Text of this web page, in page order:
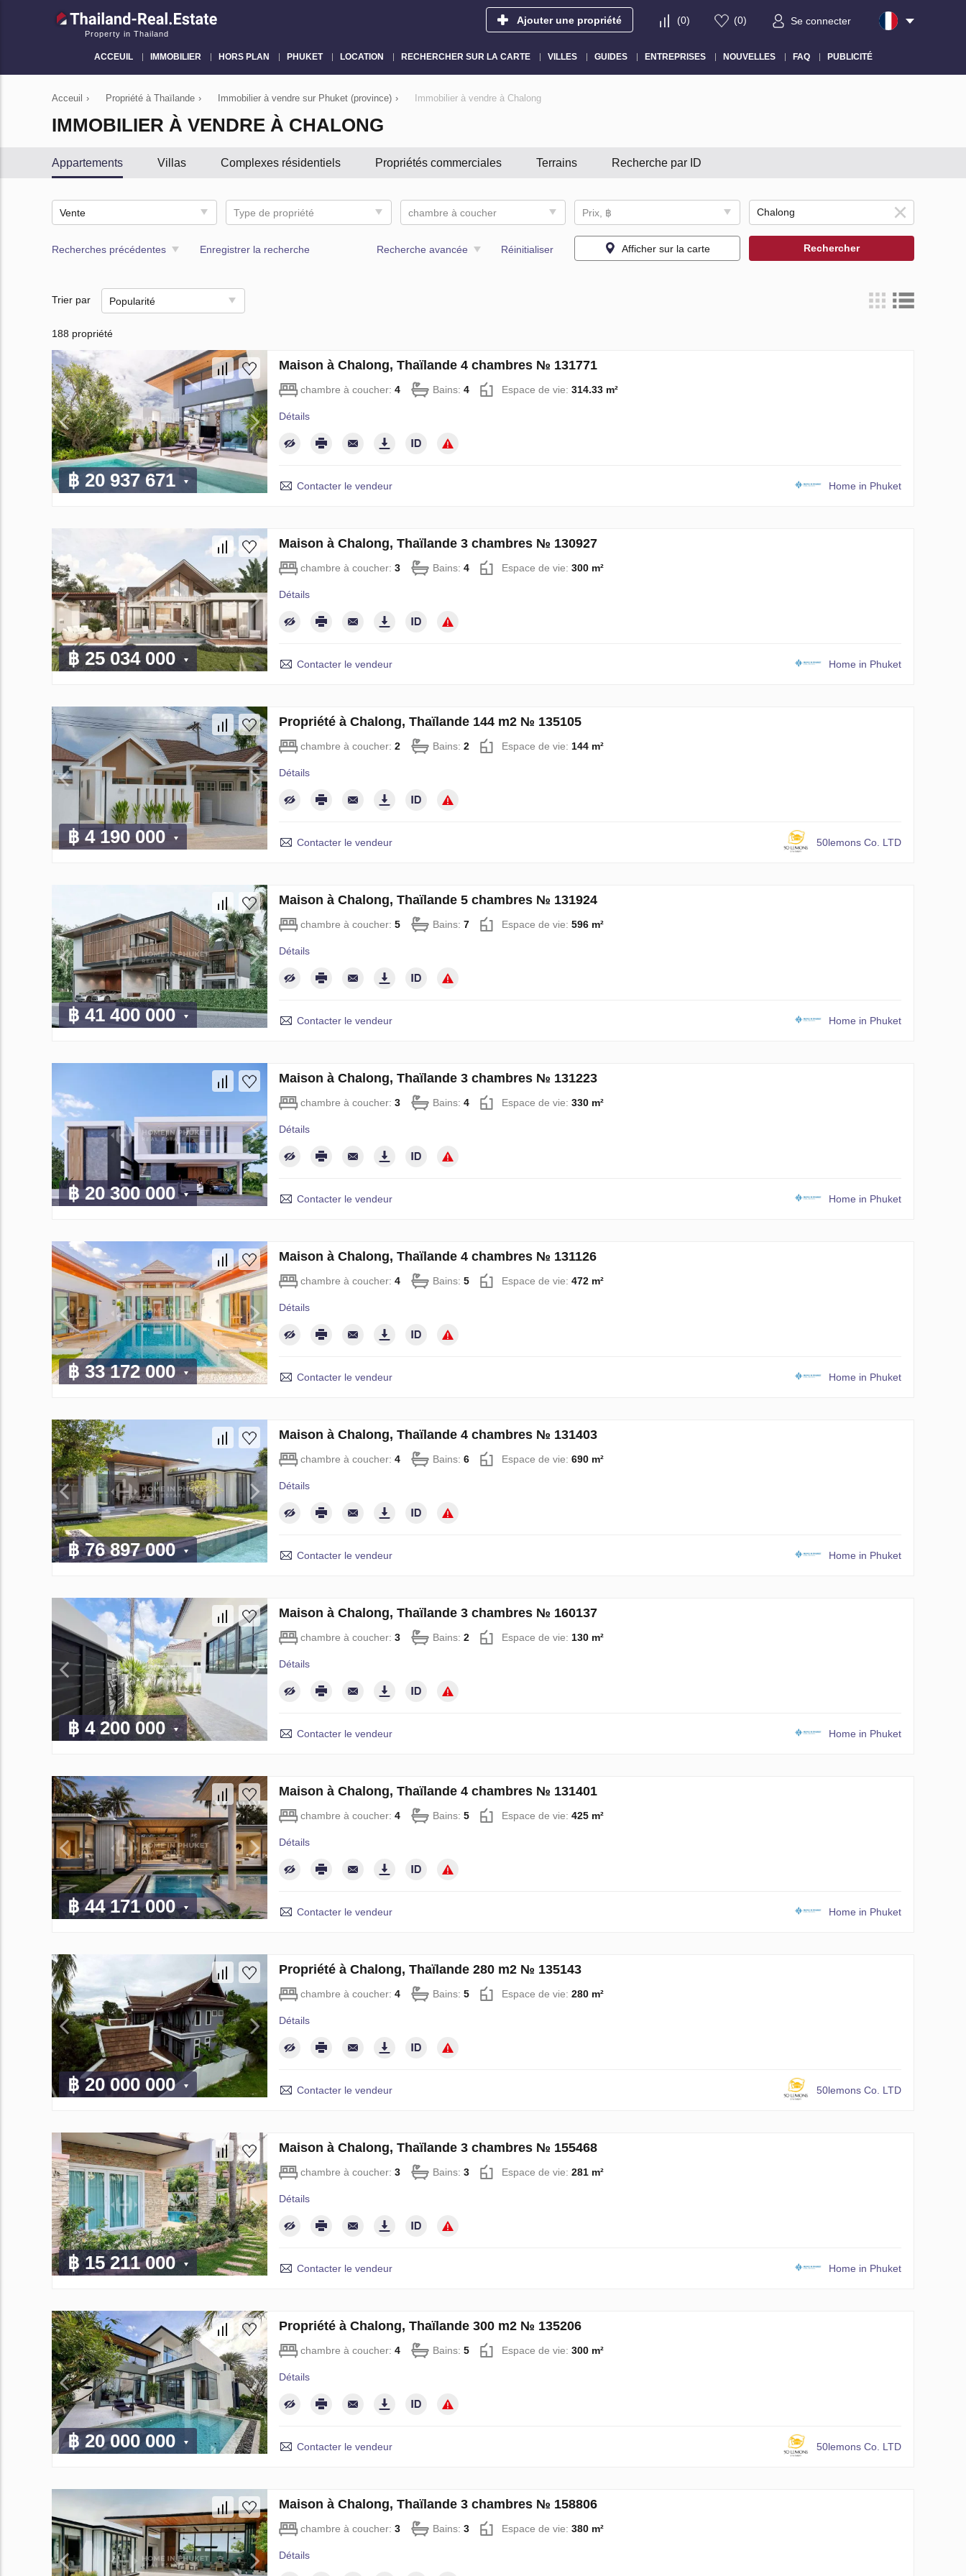
Property in Thailand
Ajouter une propriété (0) (0) Se connecter
ACCEUIL IMMOBILIER HORS PLAN PHUKET LOCATION RECHERCHER SUR LA CARTE VILLES GUIDES ENTREPRISES NOUVELLES FAQ PUBLICITÉ
Acceuil › Propriété à Thaïlande › Immobilier à vendre sur Phuket (province) › Immobilier à vendre à Chalong
IMMOBILIER À VENDRE À CHALONG
Appartements Villas Сomplexes résidentiels Propriétés commerciales Terrains Recherche par ID
Vente Type de propriété chambre à coucher Prix, ฿
Recherches précédentes Enregistrer la recherche Recherche avancée Réinitialiser Afficher sur la carte Rechercher
Trier par Popularité
188 propriété
฿ 20 937 671
Maison à Chalong, Thaïlande 4 chambres № 131771
chambre à coucher: 4 Bains: 4 Espace de vie: 314.33 m²
Détails
Contacter le vendeur Home in Phuket
฿ 25 034 000
Maison à Chalong, Thaïlande 3 chambres № 130927
chambre à coucher: 3 Bains: 4 Espace de vie: 300 m²
Détails
Contacter le vendeur Home in Phuket
฿ 4 190 000
Propriété à Chalong, Thaïlande 144 m2 № 135105
chambre à coucher: 2 Bains: 2 Espace de vie: 144 m²
Détails
Contacter le vendeur 50lemons Co. LTD
฿ 41 400 000
Maison à Chalong, Thaïlande 5 chambres № 131924
chambre à coucher: 5 Bains: 7 Espace de vie: 596 m²
Détails
Contacter le vendeur Home in Phuket
฿ 20 300 000
Maison à Chalong, Thaïlande 3 chambres № 131223
chambre à coucher: 3 Bains: 4 Espace de vie: 330 m²
Détails
Contacter le vendeur Home in Phuket
฿ 33 172 000
Maison à Chalong, Thaïlande 4 chambres № 131126
chambre à coucher: 4 Bains: 5 Espace de vie: 472 m²
Détails
Contacter le vendeur Home in Phuket
฿ 76 897 000
Maison à Chalong, Thaïlande 4 chambres № 131403
chambre à coucher: 4 Bains: 6 Espace de vie: 690 m²
Détails
Contacter le vendeur Home in Phuket
฿ 4 200 000
Maison à Chalong, Thaïlande 3 chambres № 160137
chambre à coucher: 3 Bains: 2 Espace de vie: 130 m²
Détails
Contacter le vendeur Home in Phuket
฿ 44 171 000
Maison à Chalong, Thaïlande 4 chambres № 131401
chambre à coucher: 4 Bains: 5 Espace de vie: 425 m²
Détails
Contacter le vendeur Home in Phuket
฿ 20 000 000
Propriété à Chalong, Thaïlande 280 m2 № 135143
chambre à coucher: 4 Bains: 5 Espace de vie: 280 m²
Détails
Contacter le vendeur 50lemons Co. LTD
฿ 15 211 000
Maison à Chalong, Thaïlande 3 chambres № 155468
chambre à coucher: 3 Bains: 3 Espace de vie: 281 m²
Détails
Contacter le vendeur Home in Phuket
฿ 20 000 000
Propriété à Chalong, Thaïlande 300 m2 № 135206
chambre à coucher: 4 Bains: 5 Espace de vie: 300 m²
Détails
Contacter le vendeur 50lemons Co. LTD
Maison à Chalong, Thaïlande 3 chambres № 158806
chambre à coucher: 3 Bains: 3 Espace de vie: 380 m²
Détails